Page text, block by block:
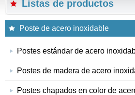
Listas de productos
Poste de acero inoxidable
Postes estándar de acero
Postes de madera de acero
Postes chapados en color de